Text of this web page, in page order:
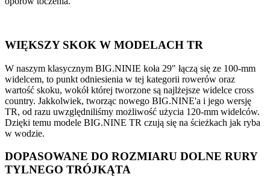
WIĘKSZY SKOK W MODELACH TR
W naszym klasycznym BIG.NINIE koła 29" łączą się ze 100-mm
widelcem, to punkt odniesienia w tej kategorii rowerów oraz
wartość skoku, wokół której tworzone są najlżejsze widelce cross
country. Jakkolwiek, tworząc nowego BIG.NINE'a i jego wersję
TR, od razu uwzględniliśmy możliwość użycia 120-mm widelców.
Dzięki temu modele BIG.NINE TR czują się na ścieżkach jak ryba
w wodzie.
DOPASOWANE DO ROZMIARU DOLNE RURY
TYLNEGO TRÓJKĄTA